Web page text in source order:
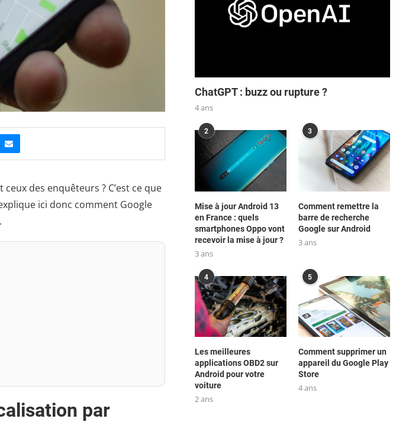
des enquêteurs ? C’est ce que
ici donc comment Google
par
ChatGPT : buzz ou rupture ?
4 ans
2
Mise à jour Android 13
en France : quels
smartphones Oppo vont
recevoir la mise à jour ?
3 ans
3
Comment remettre la
barre de recherche
Google sur Android
3 ans
4
Les meilleures
applications OBD2 sur
Android pour votre
voiture
2 ans
5
Comment supprimer un
appareil du Google Play
Store
4 ans